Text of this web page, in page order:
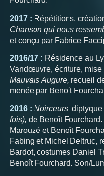
2017 : Répétitions,
Chanson qui nous
et conçu par Fabrice
2016/17 : Résidence au
Vandœuvre, écriture, mise
Mauvais Augure, recueil
menée par Benoît
2016 : Noirceurs, diptyque
fois), de Benoît
Marouzé et Benoît
Fabing et Michel Deltruc,
Bardot, costumes Daniel
Benoît Fourchard. Son/